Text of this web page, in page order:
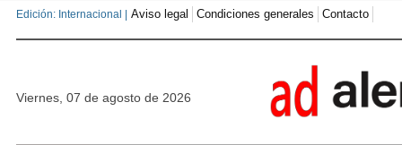
Edición: Internacional | Aviso legal Condiciones generales Contacto
viernes, 07 de agosto de 2026